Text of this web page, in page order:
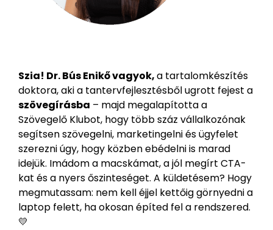
Szia! Dr. Bús Enikő vagyok,a tartalomkészítés
doktora, aki a tantervfejlesztésből ugrott fejest a
szövegírásba – majd megalapította a
Szövegelő Klubot, hogy több száz vállalkozónak
segítsen szövegelni, marketingelni és ügyfelet
szerezni úgy, hogy közben ebédelni is marad
idejük. Imádom a macskámat, a jól megírt CTA-
kat és a nyers őszinteséget. A küldetésem? Hogy
megmutassam: nem kell éjjel kettőig görnyedni a
laptop felett, ha okosan építed fel a rendszered.
💛